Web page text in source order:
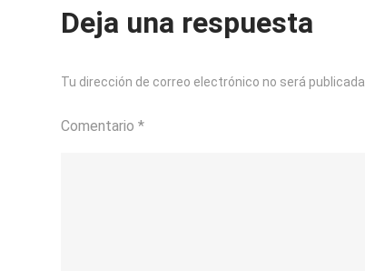
entradas
Deja una respuesta
Tu dirección de correo electrónico no será publicada.
Comentario*